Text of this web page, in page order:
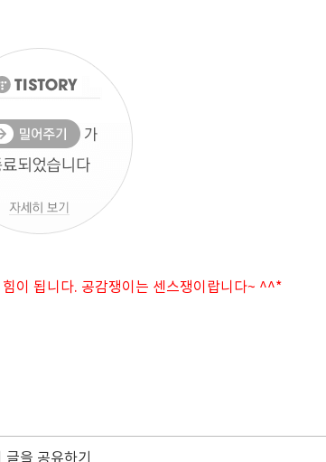
이 됩니다. 공감쟁이는 센스쟁이랍니다~ ^^*
글을 공유하기